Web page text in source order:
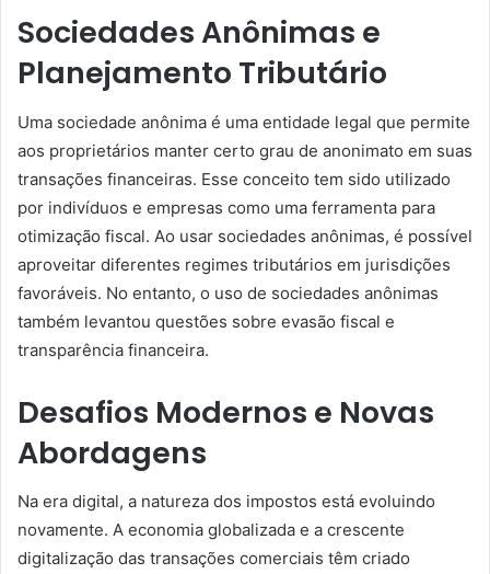
Sociedades Anônimas e
Planejamento Tributário
Uma sociedade anônima é uma entidade legal que permite
aos proprietários manter certo grau de anonimato em suas
transações financeiras. Esse conceito tem sido utilizado
por indivíduos e empresas como uma ferramenta para
otimização fiscal. Ao usar sociedades anônimas, é possível
aproveitar diferentes regimes tributários em jurisdições
favoráveis. No entanto, o uso de sociedades anônimas
também levantou questões sobre evasão fiscal e
transparência financeira.
Desafios Modernos e Novas
Abordagens
Na era digital, a natureza dos impostos está evoluindo
novamente. A economia globalizada e a crescente
digitalização das transações comerciais têm criado